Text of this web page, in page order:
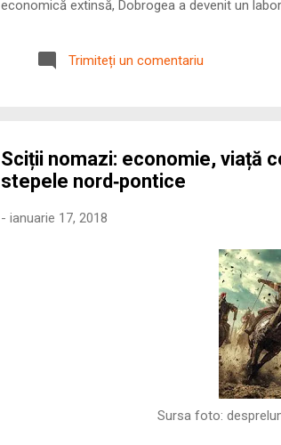
economică extinsă, Dobrogea a devenit un
precizie profunzimea și ritmul procesului de
Trimiteți un comentariu
Sciții nomazi: economie, viață
stepele nord‑pontice
- ianuarie 17, 2018
Sursa foto: